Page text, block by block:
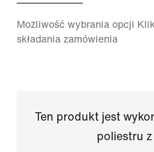
Możliwość wybrania opcji
składania zamówienia
Ten produkt jest
poliestru